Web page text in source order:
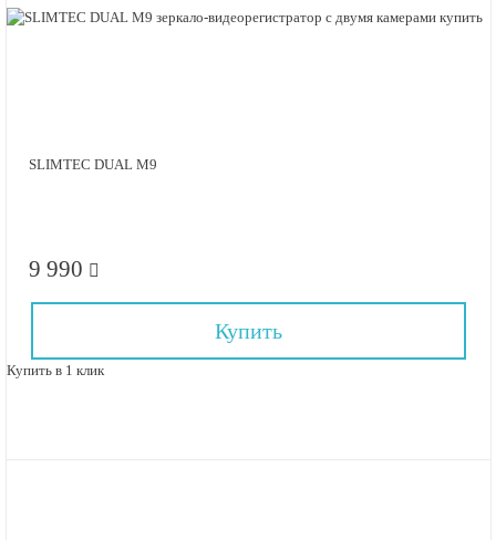
SLIMTEC DUAL M9
9 990
Купить
Купить в 1 клик